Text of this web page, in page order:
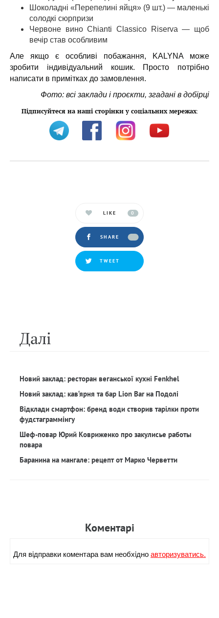
Шоколадні «Перепелині яйця» (9 шт.) — маленькі
солодкі сюрпризи
Червоне вино Chianti Classico Riserva — щоб
вечір став особливим
Але якщо є особливі побажання, KALYNA може
зробити індивідуальний кошик. Просто потрібно
написати в примітках до замовлення.
Фото: всі заклади і проєкти, згадані в добірці
Підписуйтеся на наші сторінки у соціальних мережах:
LIKE 0
SHARE
TWEET
Далi
Новий заклад: ресторан веганської кухні Fenkhel
Новий заклад: кав‘ярня та бар Lion Bar на Подолі
Відклади смартфон: бренд води створив тарілки проти
фудстаграммінгу
Шеф-повар Юрий Ковриженко про закулисье работы
повара
Баранина на мангале: рецепт от Марко Черветти
Коментарi
Для вiдправки коментара вам необхiдноавторизуватись.